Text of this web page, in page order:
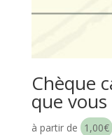
Chèque
que
à partir de 1,00€